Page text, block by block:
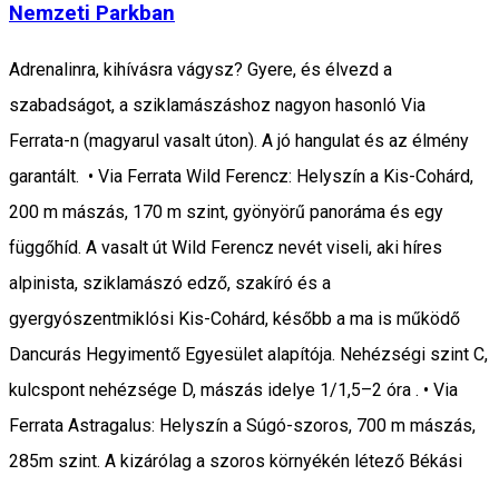
Nemzeti Parkban
Adrenalinra, kihívásra vágysz? Gyere, és élvezd a
szabadságot, a sziklamászáshoz nagyon hasonló Via
Ferrata-n (magyarul vasalt úton). A jó hangulat és az élmény
garantált. • Via Ferrata Wild Ferencz: Helyszín a Kis-Cohárd,
200 m mászás, 170 m szint, gyönyörű panoráma és egy
függőhíd. A vasalt út Wild Ferencz nevét viseli, aki híres
alpinista, sziklamászó edző, szakíró és a
gyergyószentmiklósi Kis-Cohárd, később a ma is működő
Dancurás Hegyimentő Egyesület alapítója. Nehézségi szint C,
kulcspont nehézsége D, mászás idelye 1/1,5–2 óra . • Via
Ferrata Astragalus: Helyszín a Súgó-szoros, 700 m mászás,
285m szint. A kizárólag a szoros környékén létező Békási